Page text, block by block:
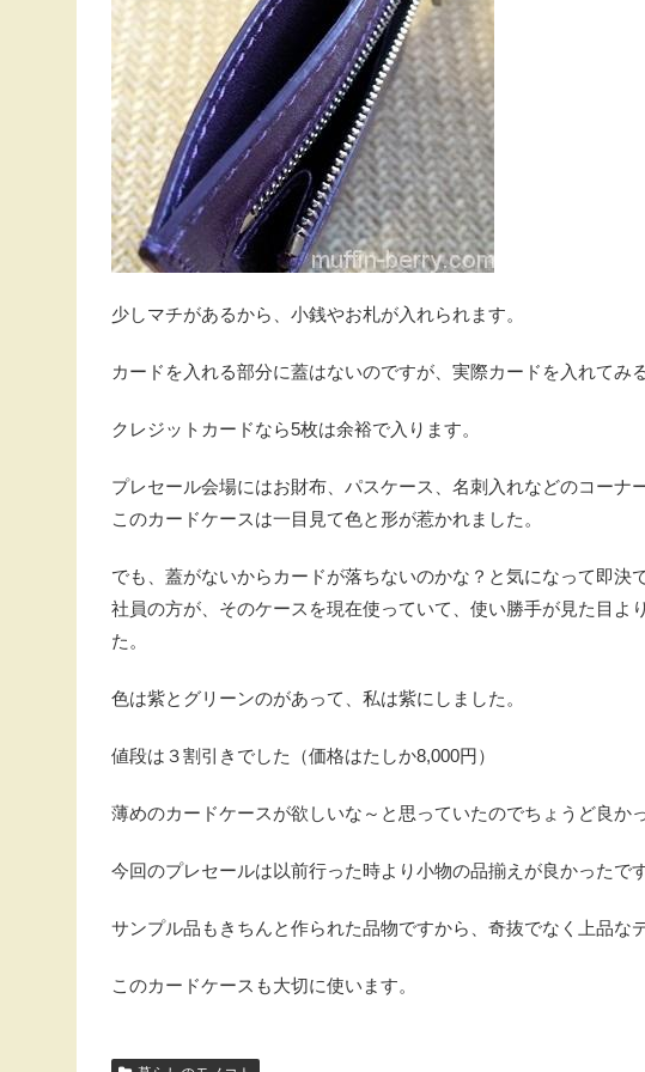
少しマチがあるから、小銭やお札が入れられます。
カードを入れる部分に蓋はないのですが、実際カードを入れてみ
クレジットカードなら5枚は余裕で入ります。
プレセール会場にはお財布、パスケース、名刺入れなどのコーナ
このカードケースは一目見て色と形が惹かれました。
でも、蓋がないからカードが落ちないのかな？と気になって即決
社員の方が、そのケースを現在使っていて、使い勝手が見た目よ
た。
色は紫とグリーンのがあって、私は紫にしました。
値段は３割引きでした（価格はたしか8,000円）
薄めのカードケースが欲しいな～と思っていたのでちょうど良か
今回のプレセールは以前行った時より小物の品揃えが良かったで
サンプル品もきちんと作られた品物ですから、奇抜でなく上品な
このカードケースも大切に使います。